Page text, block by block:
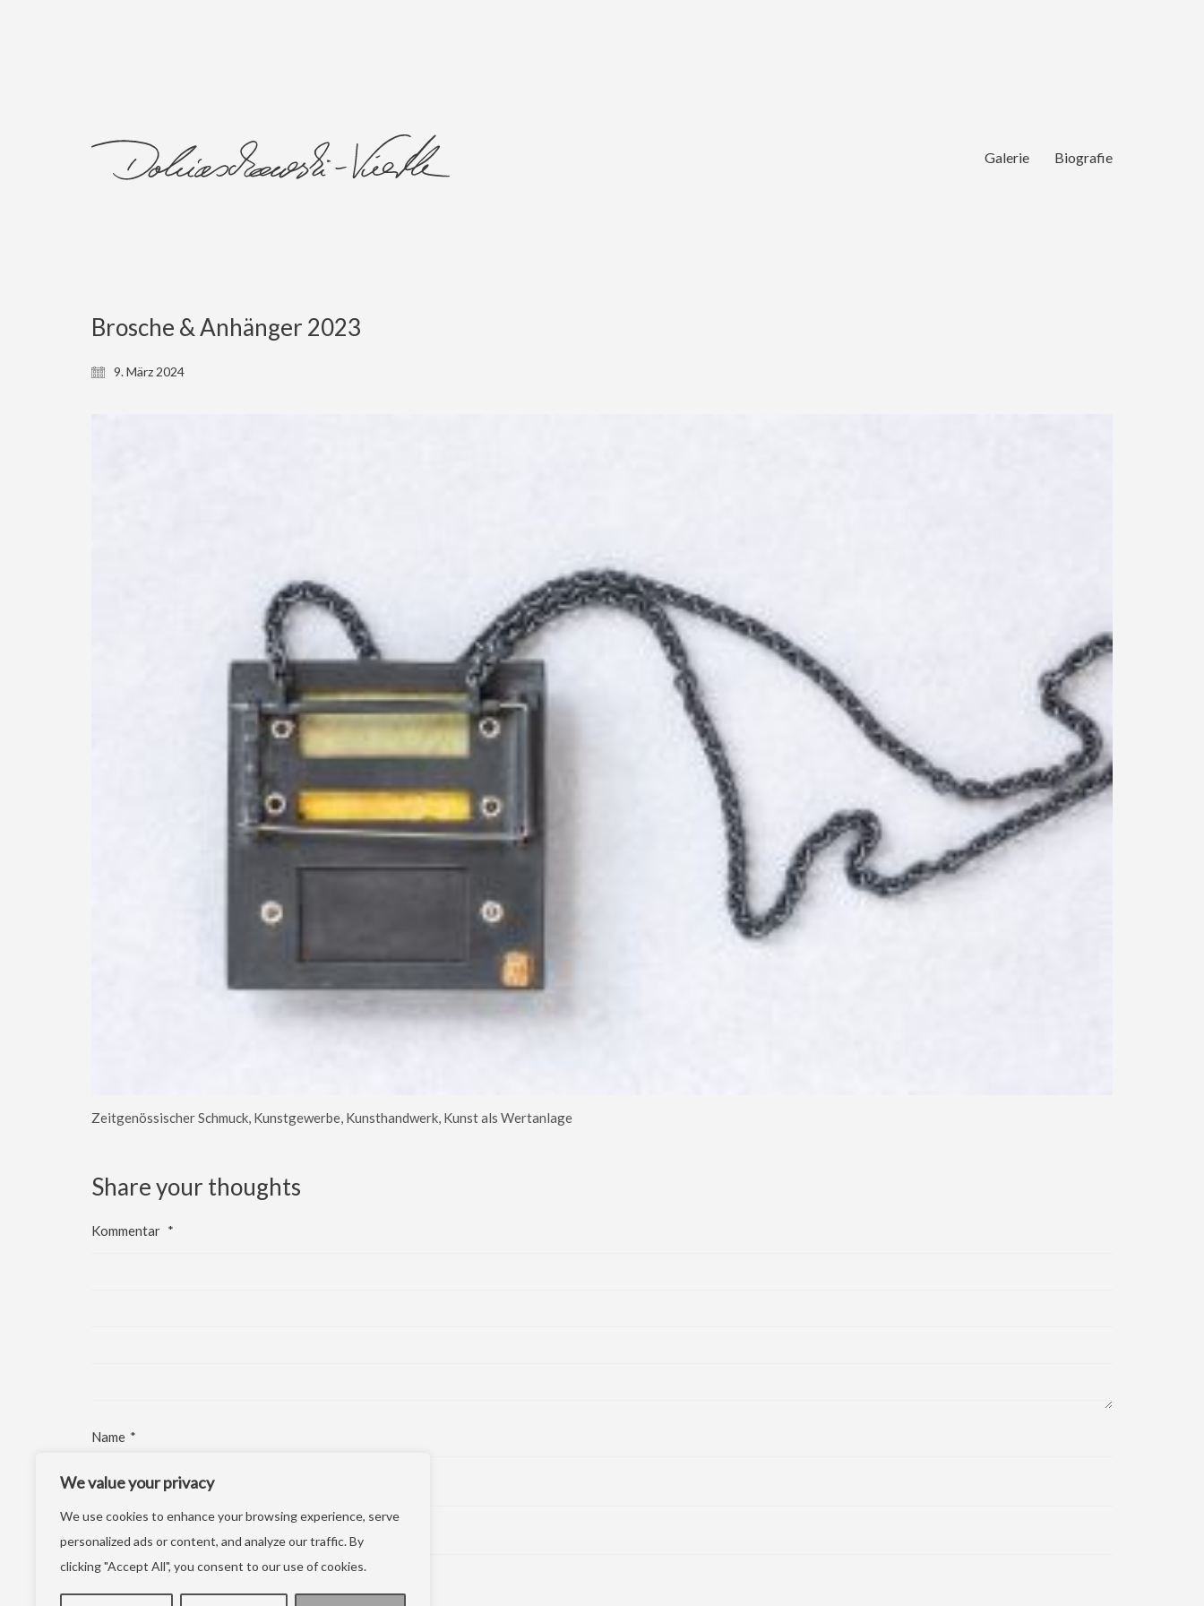
We value your privacy
We use cookies to enhance your browsing experience, serve
personalized ads or content, and analyze our traffic. By
clicking "Accept All", you consent to our use of cookies.
Galerie Biografie
Brosche & Anhänger 2023
9. März 2024
Zeitgenössischer Schmuck, Kunstgewerbe, Kunsthandwerk, Kunst als Wertanlage
Share your thoughts
Kommentar *
Name *
E-Mail-Adresse *
Website